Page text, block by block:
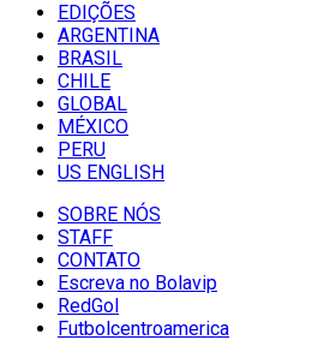
EDIÇÕES
ARGENTINA
BRASIL
CHILE
GLOBAL
MÉXICO
PERU
US ENGLISH
SOBRE NÓS
STAFF
CONTATO
Escreva no Bolavip
RedGol
Futbolcentroamerica